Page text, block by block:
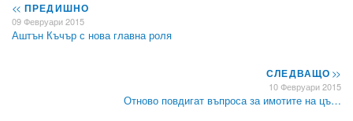
<< ПРЕДИШНО
09 Февруари 2015
Аштън Къчър с нова главна роля
СЛЕДВАЩО>>
10 Февруари 2015
Отново повдигат въпроса за имотите на цъ…